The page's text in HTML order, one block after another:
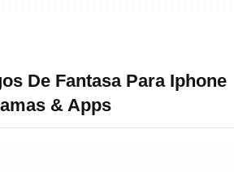
De Fantasa Para Iphone
& Apps